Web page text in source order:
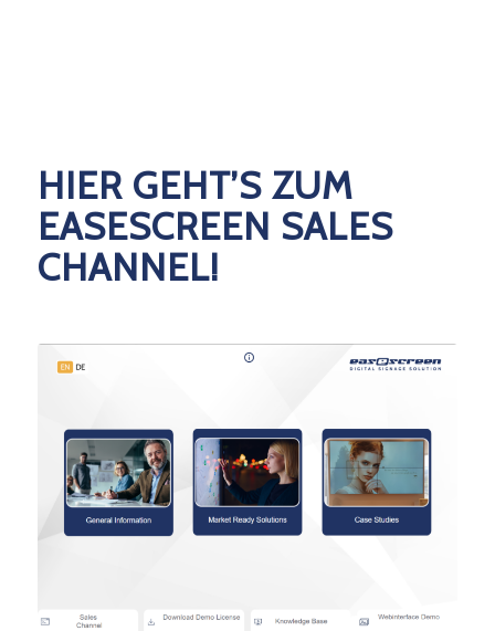
HIER GEHT’S ZUM
EASESCREEN SALES
CHANNEL!